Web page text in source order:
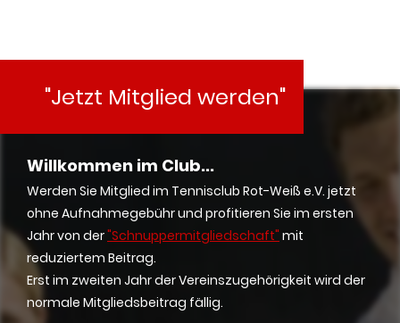
"Jetzt Mitglied werden"
Willkommen im Club...
Werden Sie Mitglied im Tennisclub Rot-Weiß e.V. jetzt
ohne Aufnahmegebühr und profitieren Sie im ersten
Jahr von der"Schnuppermitgliedschaft" mit
reduziertem Beitrag.
Erst im zweiten Jahr der Vereinszugehörigkeit wird der
normale Mitgliedsbeitrag fällig.